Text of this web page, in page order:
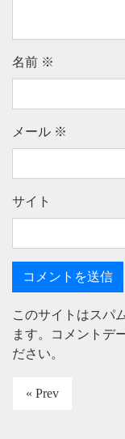
名前 ※
メール ※
サイト
このサイトはスパ
ます。
コメントデ
ださい。
« Prev